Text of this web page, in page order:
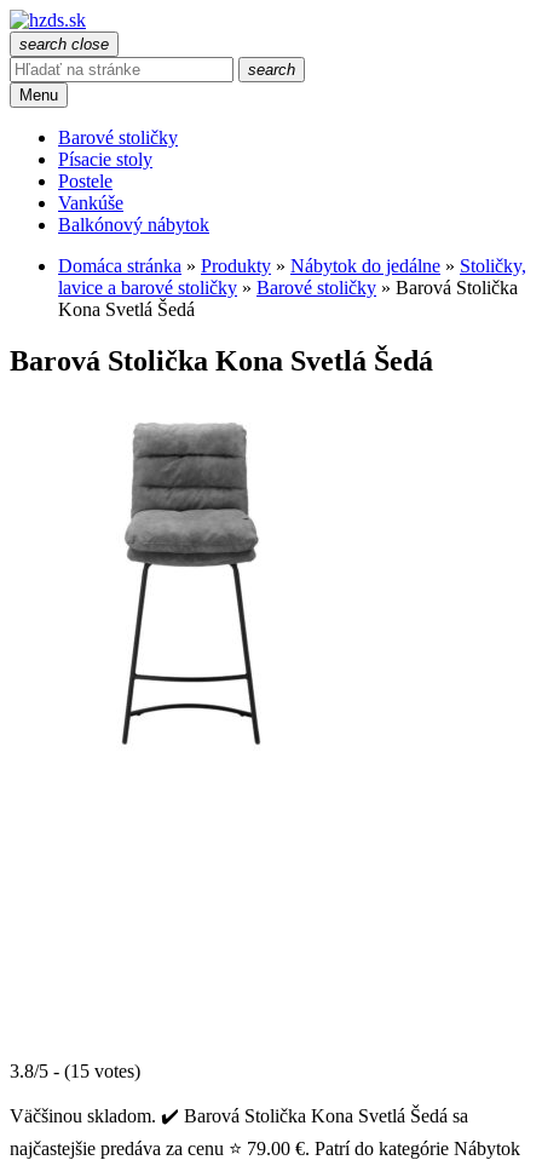
search close
search
Menu
Barové stoličky
Písacie stoly
Postele
Vankúše
Balkónový nábytok
Domáca stránka » Produkty » Nábytok do jedálne » Stoličky,
lavice a barové stoličky » Barové stoličky » Barová Stolička
Kona Svetlá Šedá
Barová Stolička Kona Svetlá Šedá
3.8/5 - (15 votes)
Väčšinou skladom. ✔️ Barová Stolička Kona Svetlá Šedá sa
najčastejšie predáva za cenu ⭐ 79.00 €. Patrí do kategórie Nábytok